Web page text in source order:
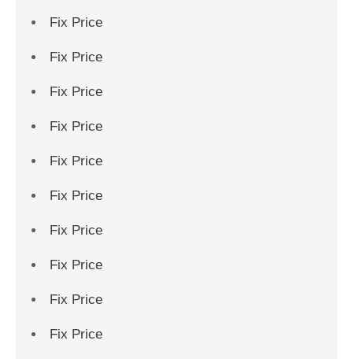
Fix Price
Fix Price
Fix Price
Fix Price
Fix Price
Fix Price
Fix Price
Fix Price
Fix Price
Fix Price